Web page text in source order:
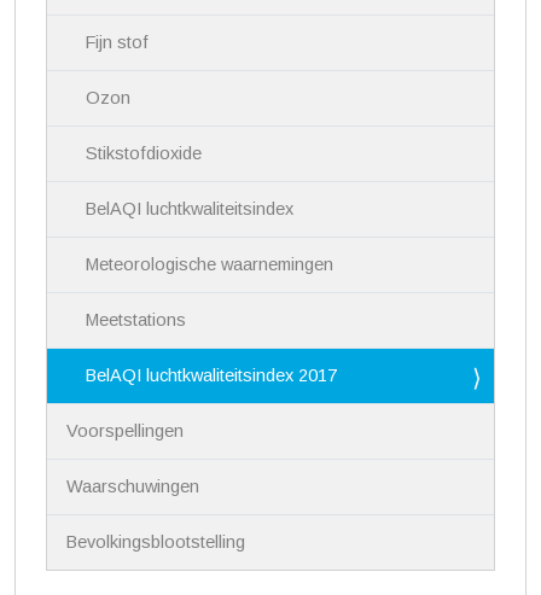
Fijn stof
Ozon
Stikstofdioxide
BelAQI luchtkwaliteitsindex
Meteorologische waarnemingen
Meetstations
BelAQI luchtkwaliteitsindex 2017
Voorspellingen
Waarschuwingen
Bevolkingsblootstelling